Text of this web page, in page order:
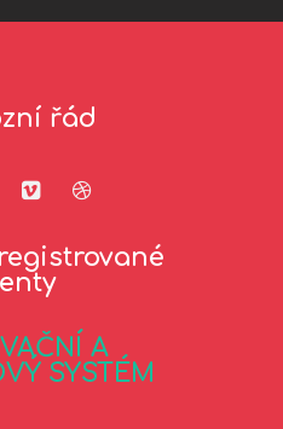
řád
A
SYSTÉM